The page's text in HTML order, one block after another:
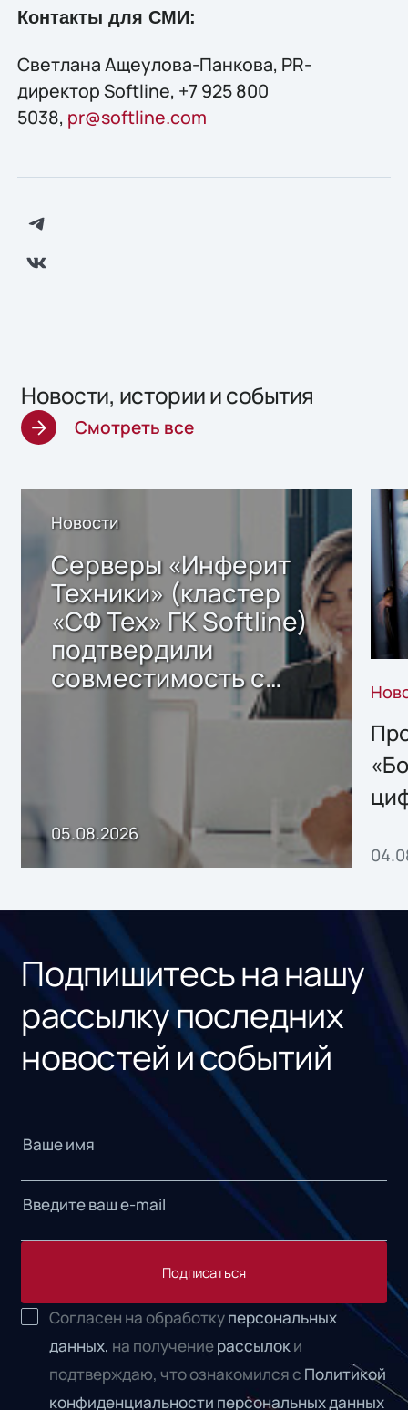
Контакты для СМИ:
Светлана Ащеулова-Панкова, PR-
директор Softline, +7 925 800
5038, pr@softline.com
Новости, истории и события
Смотреть все
Новости
Серверы «Инферит
Техники» (кластер
«СФ Тех» ГК Softline)
подтвердили
совместимость с
решением Sharx
05.08.2026
Подпишитесь на нашу
рассылку последних
новостей и событий
Подписаться
Согласен на обработкуперсональных
данных, на получениерассылоки
подтверждаю, что ознакомился с Политикой
конфиденциальности персональных данных